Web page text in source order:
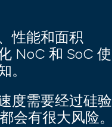
性能和面积
NoC 和 SoC 使
。
度需要经过硅验
会有很大风险。